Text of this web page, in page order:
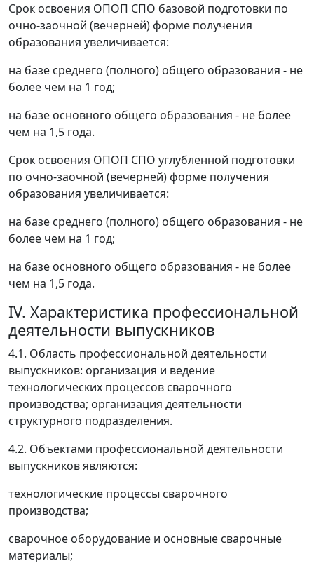
Срок освоения ОПОП СПО базовой подготовки по
очно-заочной (вечерней) форме получения
образования увеличивается:
на базе среднего (полного) общего образования - не
более чем на 1 год;
на базе основного общего образования - не более
чем на 1,5 года.
Срок освоения ОПОП СПО углубленной подготовки
по очно-заочной (вечерней) форме получения
образования увеличивается:
на базе среднего (полного) общего образования - не
более чем на 1 год;
на базе основного общего образования - не более
чем на 1,5 года.
IV. Характеристика профессиональной
деятельности выпускников
4.1. Область профессиональной деятельности
выпускников: организация и ведение
технологических процессов сварочного
производства; организация деятельности
структурного подразделения.
4.2. Объектами профессиональной деятельности
выпускников являются:
технологические процессы сварочного
производства;
сварочное оборудование и основные сварочные
материалы;